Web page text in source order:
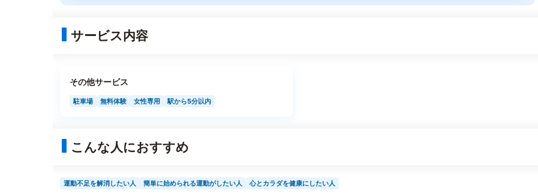
サービス内容
その他サービス
駐車場 無料体験 女性専用 駅から5分以内
こんな人におすすめ
運動不足を解消したい人 簡単に始められる運動がしたい人 心とカラダを健康にしたい人